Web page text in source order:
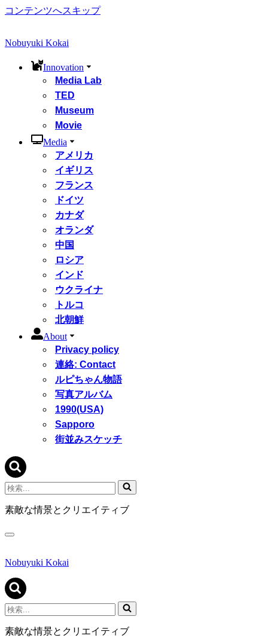
コンテンツへスキップ
Nobuyuki Kokai
Innovation
Media Lab
TED
Museum
Movie
Media
アメリカ
イギリス
フランス
ドイツ
カナダ
オランダ
中国
ロシア
インド
ウクライナ
トルコ
北朝鮮
About
Privacy policy
連絡: Contact
ルピちゃん物語
写真アルバム
1990(USA)
Sapporo
街並みスケッチ
検
索...
素敵な情景とクリエイティブ
ナ
ゲ
シ
ョ
ン
メ
ニ
ュ
Nobuyuki Kokai
検
索...
素敵な情景とクリエイティブ